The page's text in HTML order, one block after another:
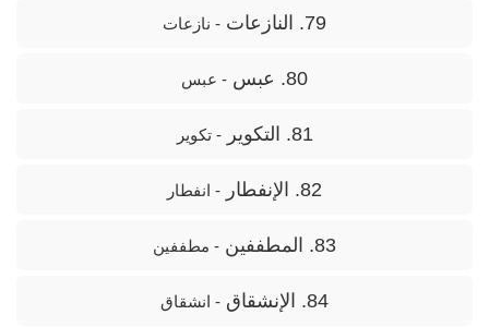
79. النازعات - نازعات
80. عبس - عبس
81. التكوير - تکویر
82. الإنفطار - انفطار
83. المطففين - مطففین
84. الإنشقاق - انشقاق